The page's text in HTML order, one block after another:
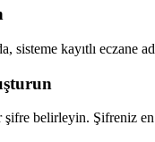
sisteme kayıtlı
belirleyin. Şifreniz en